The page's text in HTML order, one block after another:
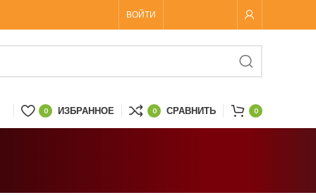
ВОЙТИ
0 ИЗБРАННОЕ 0 СРАВНИТЬ 0